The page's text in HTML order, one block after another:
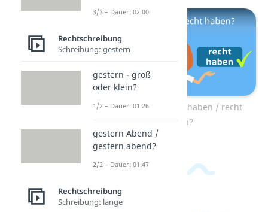
Zum Video: Recht haben / recht
haben?
3/3 – Dauer: 02:00
Rechtschreibung
Schreibung: gestern
gestern - groß
oder klein?
1/2 – Dauer: 01:26
gestern Abend /
gestern abend?
2/2 – Dauer: 01:47
Rechtschreibung
Schreibung: lange